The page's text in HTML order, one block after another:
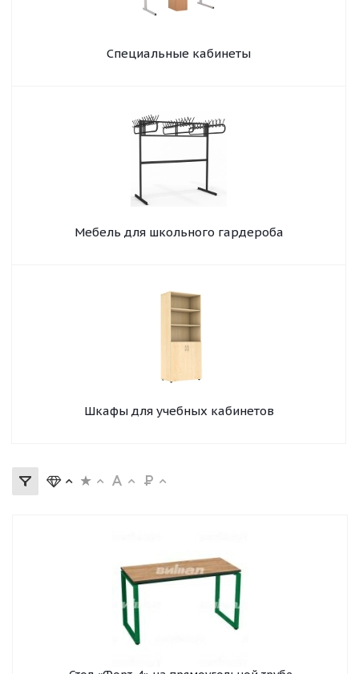
Специальные кабинеты
Мебель для школьного гардероба
Шкафы для учебных кабинетов